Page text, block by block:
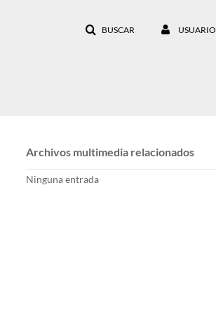
BUSCAR USUARIO
Archivos multimedia relacionados
Ninguna entrada